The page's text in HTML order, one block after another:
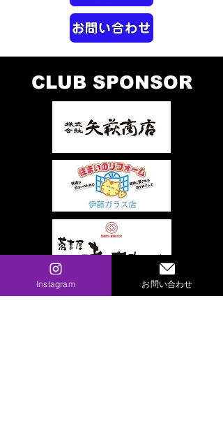
お問い合わせ
CLUB SPONSOR
Instagram お問い合わせ